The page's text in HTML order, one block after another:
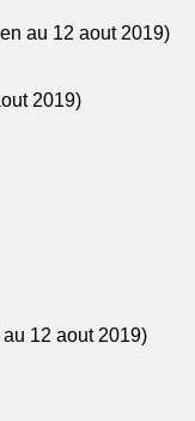
au 12 aout 2019)
2019)
12 aout 2019)